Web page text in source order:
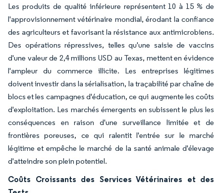
Les produits de qualité inférieure représentent 10 à 15 % de
l'approvisionnement vétérinaire mondial, érodant la confiance
des agriculteurs et favorisant la résistance aux antimicrobiens.
Des opérations répressives, telles qu'une saisie de vaccins
d'une valeur de 2,4 millions USD au Texas, mettent en évidence
l'ampleur du commerce illicite. Les entreprises légitimes
doivent investir dans la sérialisation, la traçabilité par chaîne de
blocs et les campagnes d'éducation, ce qui augmente les coûts
d'exploitation. Les marchés émergents en subissent le plus les
conséquences en raison d'une surveillance limitée et de
frontières poreuses, ce qui ralentit l'entrée sur le marché
légitime et empêche le marché de la santé animale d'élevage
d'atteindre son plein potentiel.
Coûts Croissants des Services Vétérinaires et des